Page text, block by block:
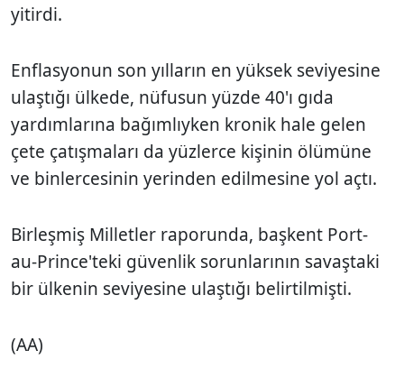
yitirdi.
Enflasyonun son yılların en yüksek seviyesine
ulaştığı ülkede, nüfusun yüzde 40'ı gıda
yardımlarına bağımlıyken kronik hale gelen
çete çatışmaları da yüzlerce kişinin ölümüne
ve binlercesinin yerinden edilmesine yol açtı.
Birleşmiş Milletler raporunda, başkent Port-
au-Prince'teki güvenlik sorunlarının savaştaki
bir ülkenin seviyesine ulaştığı belirtilmişti.
(AA)